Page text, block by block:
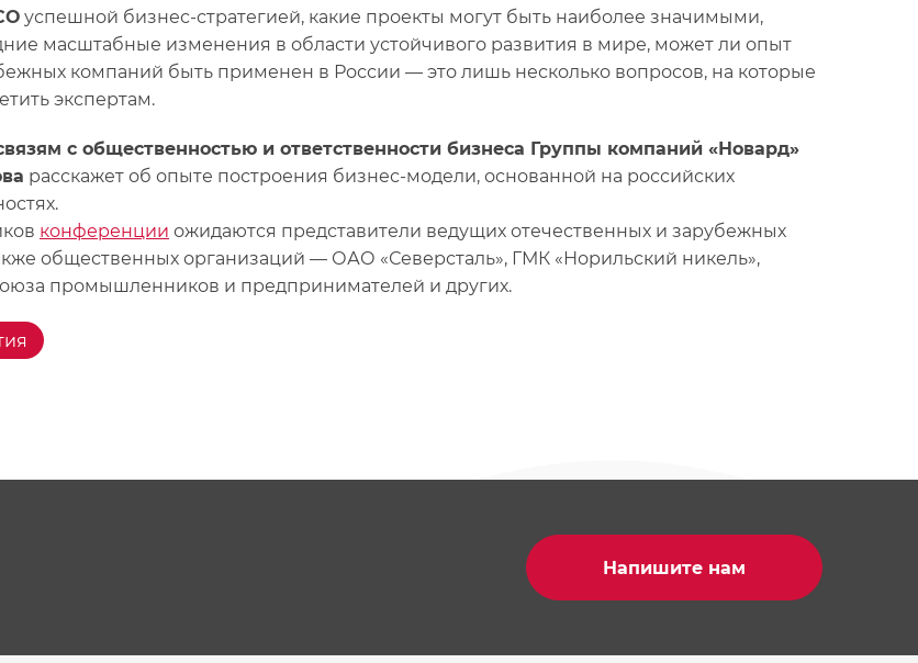
успешной бизнес-стратегией, какие проекты могут быть наиболее значимыми,
масштабные изменения в области устойчивого развития в мире, может ли опыт
компаний быть применен в России — это лишь несколько вопросов, на которые
экспертам.
с общественностью и ответственности бизнеса Группы компаний «Новард»
расскажет об опыте построения бизнес-модели, основанной на российских
конференции ожидаются представители ведущих отечественных и зарубежных
общественных организаций — ОАО «Северсталь», ГМК «Норильский никель»,
промышленников и предпринимателей и других.
Напишите нам